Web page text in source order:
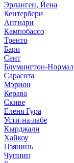
Эрланген, Йена
Кентербери
Ангиари
Кампобассо
Тренто
Бари
Сент
Блумингтон-Нормал
Сарасота
Мэрион
Керава
Скиве
Еленя Гура
Усти-на-лабе
Кырджали
Хайкоу
Цзянинь
Чунцин